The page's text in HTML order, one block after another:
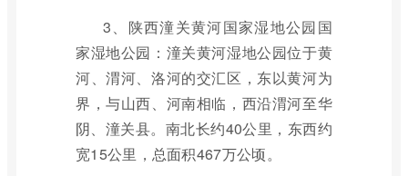
3、陕西潼关黄河国家湿地公园国
家湿地公园：潼关黄河湿地公园位于黄
河、渭河、洛河的交汇区，东以黄河为
界，与山西、河南相临，西沿渭河至华
阴、潼关县。南北长约40公里，东西约
宽15公里，总面积467万公顷。